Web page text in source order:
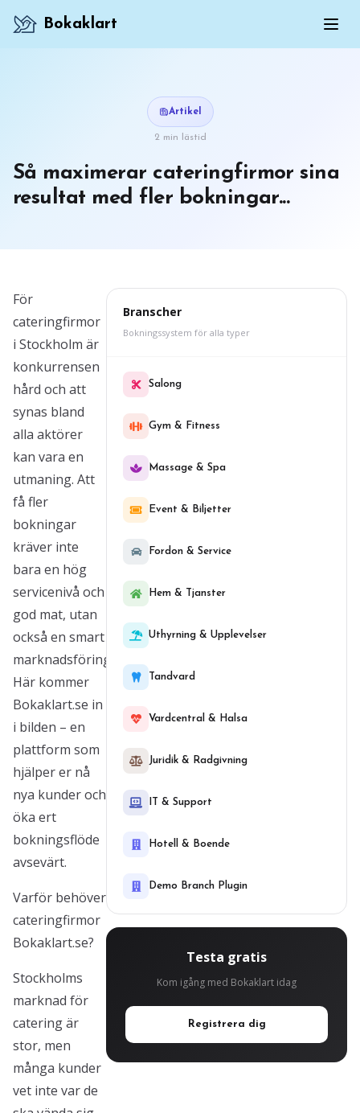
Bokaklart
Artikel
2 min lästid
Så maximerar cateringfirmor sina
resultat med fler bokningar...
För
cateringfirmor
i Stockholm är
konkurrensen
hård och att
synas bland
alla aktörer
kan vara en
utmaning. Att
få fler
bokningar
kräver inte
bara en hög
servicenivå och
god mat, utan
också en smart
marknadsföringsstrategi.
Här kommer
Bokaklart.se in
i bilden – en
plattform som
hjälper er nå
nya kunder och
öka ert
bokningsflöde
avsevärt.
Varför behöver
cateringfirmor
Bokaklart.se?
Stockholms
marknad för
catering är
stor, men
många kunder
vet inte var de
Branscher
Bokningssystem för alla typer
Salong
Gym & Fitness
Massage & Spa
Event & Biljetter
Fordon & Service
Hem & Tjanster
Uthyrning & Upplevelser
Tandvard
Vardcentral & Halsa
Juridik & Radgivning
IT & Support
Hotell & Boende
Demo Branch Plugin
Testa gratis
Kom igång med Bokaklart idag
Registrera dig